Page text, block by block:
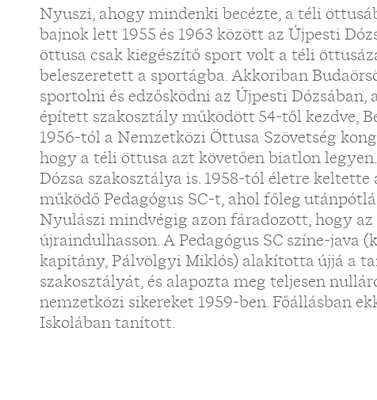
Nyuszi, ahogy mindenki becézte, a téli
bajnok lett 1955 és 1963 között az Újpesti
öttusa csak kiegészítő sport volt a téli
beleszeretett a sportágba. Akkoriban
sportolni és edzősködni az Újpesti
épített szakosztály működött 54-től kezdve,
1956-tól a Nemzetközi Öttusa Szövetség
hogy a téli öttusa azt követően biatlon
Dózsa szakosztálya is. 1958-tól életre
működő Pedagógus SC-t, ahol főleg
Nyulászi mindvégig azon fáradozott, hogy
újraindulhasson. A Pedagógus SC színe-java
kapitány, Pálvölgyi Miklós) alakította újjá a
szakosztályát, és alapozta meg teljesen
nemzetközi sikereket 1959-ben. Főállásban
Iskolában tanított.